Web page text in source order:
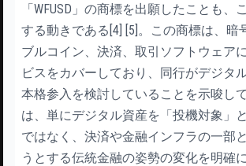
「WFUSD」の商標を出願したことも、
する動きである[4] [5]。この商標は、暗
ブルコイン、決済、取引ソフトウェア
ビスをカバーしており、同行がデジタ
本格参入を検討していることを示唆し
は、単にデジタル資産を「投機対象」
ではなく、決済や金融インフラの一部
うとする伝統金融の姿勢の変化を明確